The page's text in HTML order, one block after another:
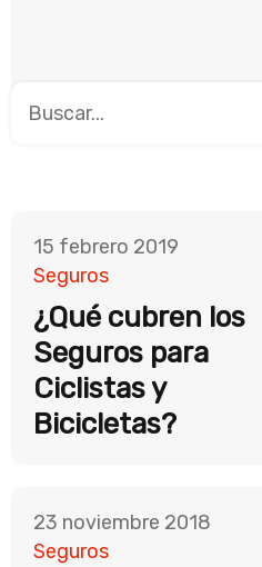
15 febrero 2019
Seguros
¿Qué cubren los
Seguros para
Ciclistas y
Bicicletas?
23 noviembre 2018
Seguros